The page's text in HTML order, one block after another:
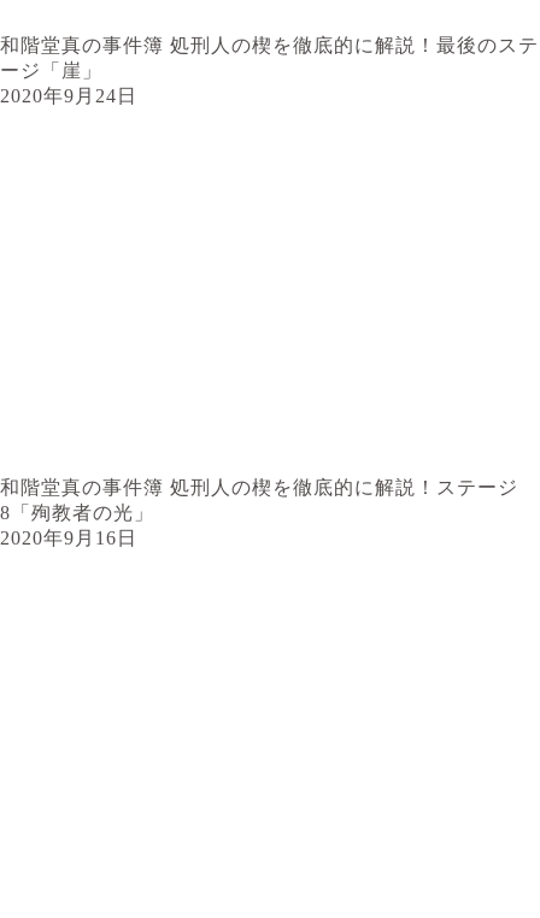
和階堂真の事件簿 処刑人の楔を徹底的に解説！最後のステ
ージ「崖」
2020年9月24日
和階堂真の事件簿 処刑人の楔を徹底的に解説！ステージ
8「殉教者の光」
2020年9月16日